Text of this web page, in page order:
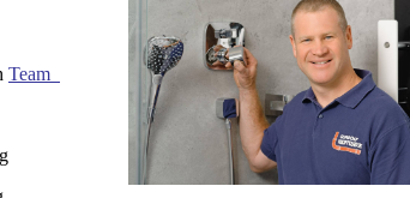
Team